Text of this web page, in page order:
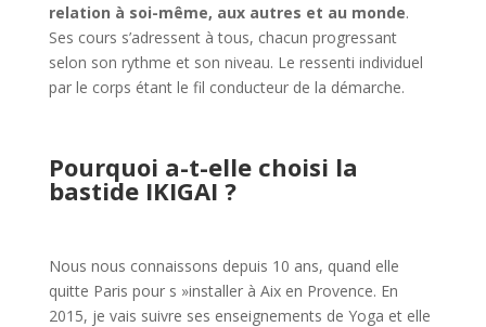
relation à soi-même, aux autres et au monde.
Ses cours s’adressent à tous, chacun progressant
selon son rythme et son niveau. Le ressenti individuel
par le corps étant le fil conducteur de la démarche.
Pourquoi a-t-elle choisi la
bastide IKIGAI ?
Nous nous connaissons depuis 10 ans, quand elle
quitte Paris pour s »installer à Aix en Provence. En
2015, je vais suivre ses enseignements de Yoga et elle